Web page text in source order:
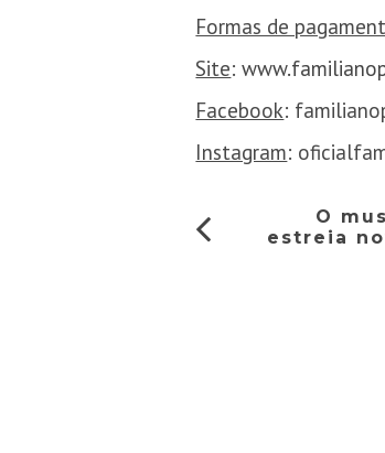
Formas de
Site:
Facebook:
Instagram:
O
estreia